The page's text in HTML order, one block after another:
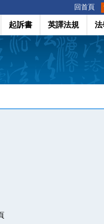
回首頁
起訴書 英譯法規 法